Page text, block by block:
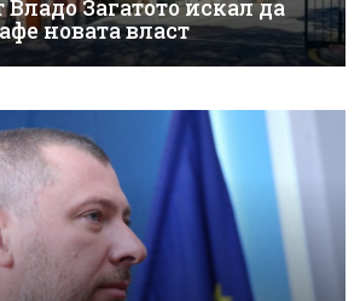
Загатото искал да
новата власт